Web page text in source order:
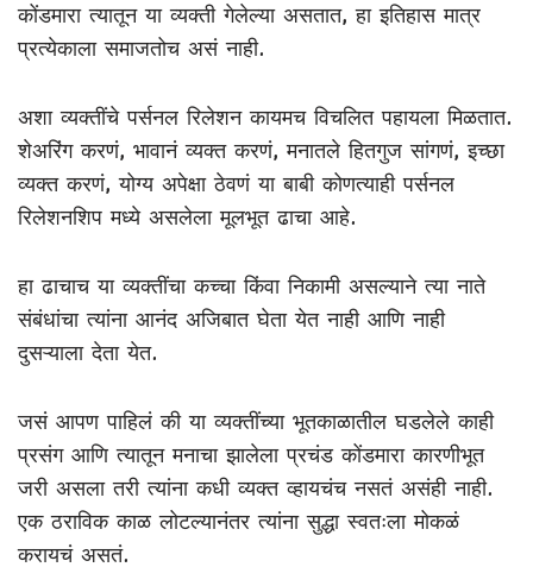
कोंडमारा त्यातून या व्यक्ती गेलेल्या असतात, हा इतिहास मात्र
प्रत्येकाला समाजतोच असं नाही.
अशा व्यक्तींचे पर्सनल रिलेशन कायमच विचलित पहायला मिळतात.
शेअरिंग करणं, भावानं व्यक्त करणं, मनातले हितगुज सांगणं, इच्छा
व्यक्त करणं, योग्य अपेक्षा ठेवणं या बाबी कोणत्याही पर्सनल
रिलेशनशिप मध्ये असलेला मूलभूत ढाचा आहे.
हा ढाचाच या व्यक्तींचा कच्चा किंवा निकामी असल्याने त्या नाते
संबंधांचा त्यांना आनंद अजिबात घेता येत नाही आणि नाही
दुसऱ्याला देता येत.
जसं आपण पाहिलं की या व्यक्तींच्या भूतकाळातील घडलेले काही
प्रसंग आणि त्यातून मनाचा झालेला प्रचंड कोंडमारा कारणीभूत
जरी असला तरी त्यांना कधी व्यक्त व्हायचंच नसतं असंही नाही.
एक ठराविक काळ लोटल्यानंतर त्यांना सुद्धा स्वतःला मोकळं
करायचं असतं.